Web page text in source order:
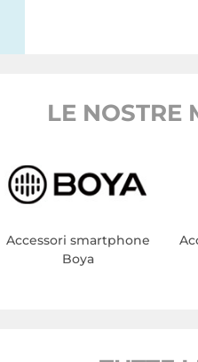
LE NOSTRE
Accessori smartphone
Boya